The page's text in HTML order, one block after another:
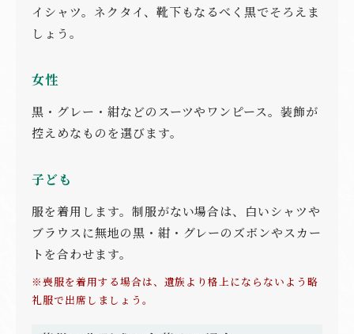
イシャツ。ネクタイ、靴下もなるべく黒でそろえま
しょう。
女性
黒・グレー・紺などのスーツやワンピース。装飾が
控えめなものを選びます。
子ども
服を着用します。制服がない場合は、白いシャツや
ブラウスに無地の黒・紺・グレーのズボンやスカー
トを合わせます。
※喪服を着用する場合は、遺族より格上にならないよう略
礼服で出席しましょう。